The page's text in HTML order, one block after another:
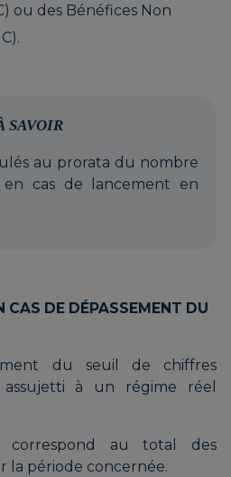
ou des Bénéfices Non
SAVOIR
au prorata du nombre
en cas de lancement en
CAS DE DÉPASSEMENT DU
du seuil de chiffres
assujetti à un régime réel
correspond au total des
la période concernée.